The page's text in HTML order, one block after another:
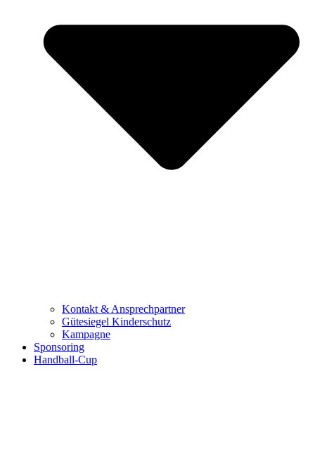
Kontakt & Ansprechpartner
Gütesiegel Kinderschutz
Kampagne
Sponsoring
Handball-Cup